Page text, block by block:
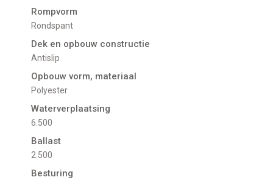
Rompvorm
Rondspant
Dek en opbouw constructie
Antislip
Opbouw vorm, materiaal
Polyester
Waterverplaatsing
6.500
Ballast
2.500
Besturing